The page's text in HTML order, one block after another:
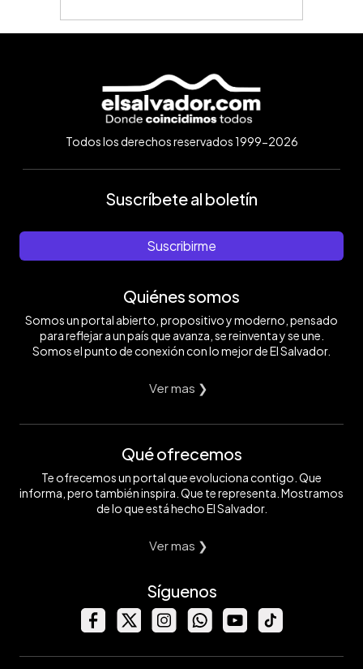
Todos los derechos reservados 1999-2026
Suscríbete al boletín
Suscribirme
Quiénes somos
Somos un portal abierto, propositivo y moderno, pensado
para reflejar a un país que avanza, se reinventa y se une.
Somos el punto de conexión con lo mejor de El Salvador.
Ver mas ❯
Qué ofrecemos
Te ofrecemos un portal que evoluciona contigo. Que
informa, pero también inspira. Que te representa. Mostramos
de lo que está hecho El Salvador.
Ver mas ❯
Síguenos